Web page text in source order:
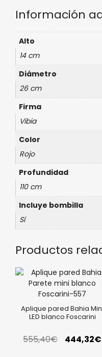
Información
Alto
14 cm
Diámetro
26 cm
Firma
Vibia
Color
Rojo
Profundidad
110 cm
Incluye bombilla
Sí
Productos
Aplique pared Bahia
LED blanco Foscarini
555,40€ 444,32€